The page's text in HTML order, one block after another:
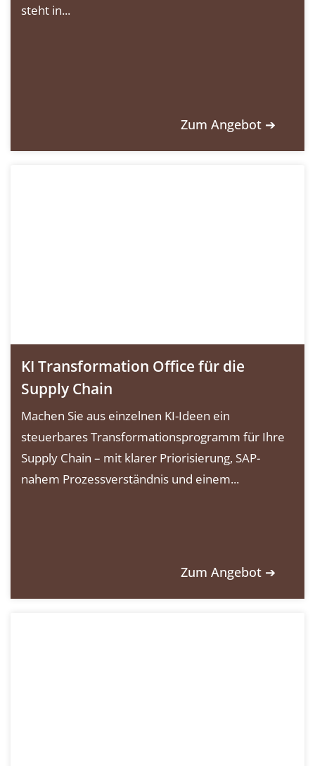
steht in...
Zum Angebot ➔
KI Transformation Office für die
Supply Chain
Machen Sie aus einzelnen KI-Ideen ein
steuerbares Transformationsprogramm für Ihre
Supply Chain – mit klarer Priorisierung, SAP-
nahem Prozessverständnis und einem...
Zum Angebot ➔